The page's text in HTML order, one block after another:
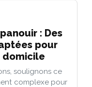
: Des
pour
domicile
soulignons ce
complexe pour